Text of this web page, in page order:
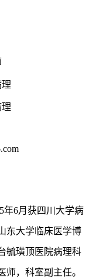
年6月获四川大学病
东大学临床医学博
毓璜顶医院病理科
师，科室副主任。